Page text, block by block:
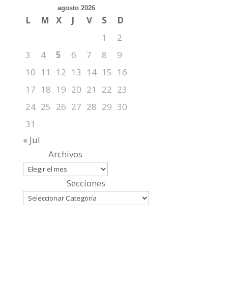
agosto 2026
L M X J V S
D
1
2
3
4 5 6 7 8
9
10 11 12 13 14 15
16
17 18 19 20 21 22 23
24 25 26 27 28 29 30
31
« Jul
Archivos
Secciones